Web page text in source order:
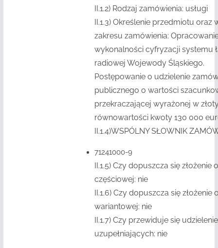
II.1.2)Rodzaj zamówienia: usługi
II.1.3)Określenie przedmiotu oraz
zakresu zamówienia:
wykonalności cyfryzacji systemu
radiowej Wojewody Śląskiego.
Postępowanie o udzielenie
publicznego o wartości
przekraczającej wyrażonej w
równowartości kwoty 130 000
II.1.4)WSPÓLNY SŁOWNIK
71241000-9
II.1.5)Czy dopuszcza się złożenie
częściowej: nie
II.1.6)Czy dopuszcza się złożenie
wariantowej: nie
II.1.7)Czy przewiduje się
uzupełniających: nie